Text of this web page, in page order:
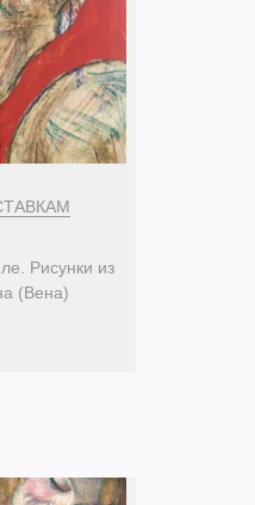
Рисунки из
(Вена)